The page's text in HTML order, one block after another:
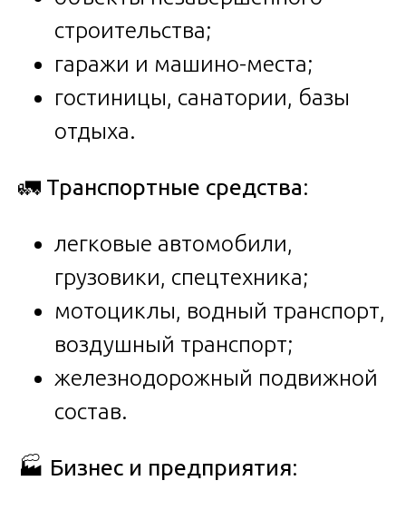
строительства;
гаражи и машино-места;
гостиницы, санатории, базы
отдыха.
🚛 Транспортные средства:
легковые автомобили,
грузовики, спецтехника;
мотоциклы, водный транспорт,
воздушный транспорт;
железнодорожный подвижной
состав.
🏭 Бизнес и предприятия: